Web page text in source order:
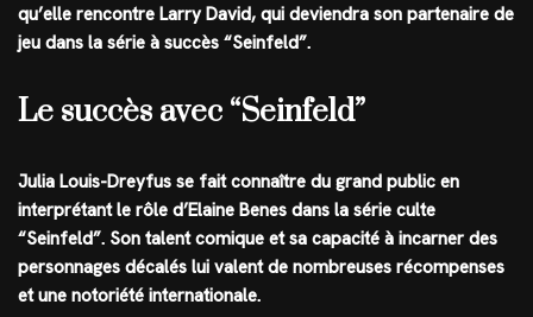
qu’elle rencontre Larry David, qui deviendra son partenaire de
jeu dans la série à succès “Seinfeld”.
Le succès avec “Seinfeld”
Julia Louis-Dreyfus se fait connaître du grand public en
interprétant le rôle d’Elaine Benes dans la série culte
“Seinfeld”. Son talent comique et sa capacité à incarner des
personnages décalés lui valent de nombreuses récompenses
et une notoriété internationale.